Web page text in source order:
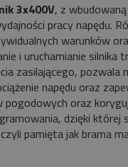
3x400V, z
pracy napędu.
warunków
i uruchamianie silnika
zasilającego, pozwala
napędu oraz
oraz
dzięki której
pamięta jak brama